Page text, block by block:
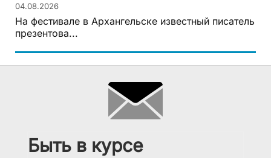
04.08.2026
На фестивале в Архангельске известный писатель
презентова...
Быть в курсе